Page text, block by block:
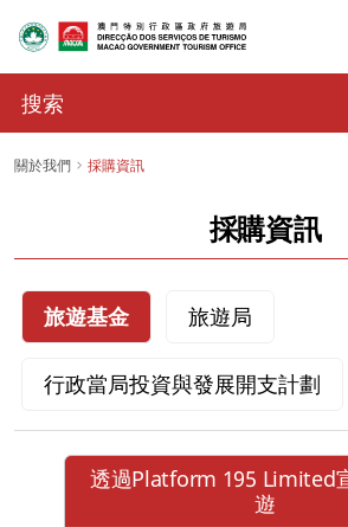
關於我們 採購資訊
採購資訊
旅遊基金 旅遊局
行政當局投資與發展開支計劃
透過Platform 195 Limited
遊